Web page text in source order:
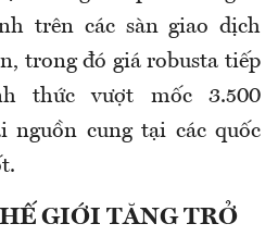
trên các sàn giao dịch
trong đó giá robusta tiếp
thức vượt mốc 3.500
nguồn cung tại các quốc
GIỚI TĂNG TRỞ